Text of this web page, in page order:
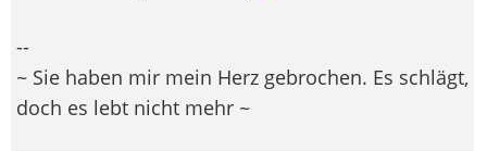
--
~ Sie haben mir mein Herz gebrochen. Es schlägt,
doch es lebt nicht mehr ~